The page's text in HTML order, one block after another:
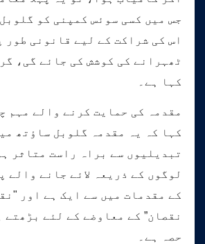
جس میں کسی سوئس کمپنی کو
اس کی شراکت کے لیے قانونی طور
ٹھہرانے کی کوشش کی جائے گی،
کہا ہے۔
مقدمہ کی حمایت کرنے والے مہم
کہا کہ یہ مقدمہ گلوبل ساؤتھ
تبدیلیوں سے براہ راست متاثر
لوگوں کے ذریعہ لائے جانے والے
کے مقدمات میں سے ایک ہے اور
نقصان” کے معاوضے کے لئے بڑھتے
حصہ ہے۔